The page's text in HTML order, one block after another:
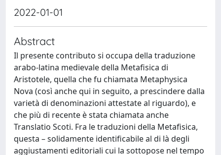
2022-01-01
Abstract
Il presente contributo si occupa della traduzione
arabo-latina medievale della Metafisica di
Aristotele, quella che fu chiamata Metaphysica
Nova (così anche qui in seguito, a prescindere dalla
varietà di denominazioni attestate al riguardo), e
che più di recente è stata chiamata anche
Translatio Scoti. Fra le traduzioni della Metafisica,
questa – solidamente identificabile al di là degli
aggiustamenti editoriali cui la sottopose nel tempo